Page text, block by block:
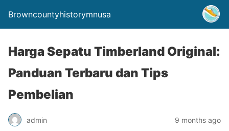
Browncountyhistorymnusa
Harga Sepatu Timberland Original:
Panduan Terbaru dan Tips
Pembelian
admin 9 months ago